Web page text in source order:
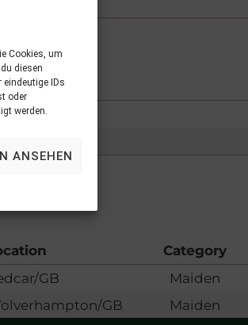
Cookies, um
diesen
IDs
oder
werden.
ANSEHEN
Category
GB Maiden
GB Maiden